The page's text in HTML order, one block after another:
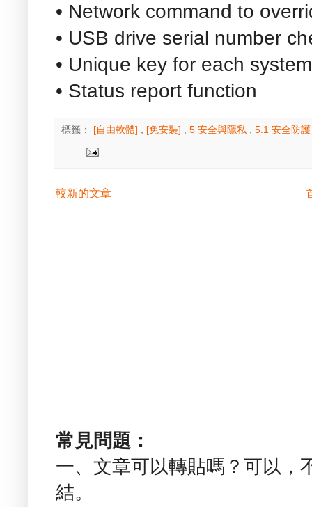
• Network command to
• USB drive serial number
• Unique key for each
• Status report function
標籤： [自由軟體] [免安裝] 5 安全與隱私 5.1 安全防護
較新的文章
常見問題：
一、文章可以轉貼嗎？可以，
結。